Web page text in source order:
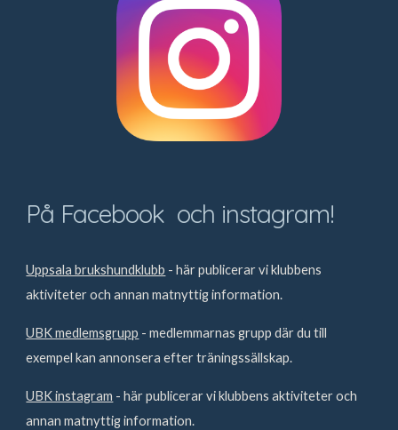
På Facebook och instagram!
Uppsala brukshundklubb - här publicerar vi klubbens
aktiviteter och annan matnyttig information.
UBK medlemsgrupp - medlemmarnas grupp där du till
exempel kan annonsera efter träningssällskap.
UBK instagram - här publicerar vi klubbens aktiviteter och
annan matnyttig information.